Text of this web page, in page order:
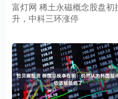
富灯网 稀土永磁概念股盘初
升，中科三环涨停